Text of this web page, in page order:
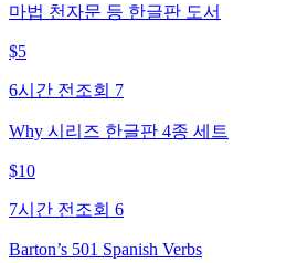
마법 천자문 등 한글판 도서
$5
6시간 전 조회 7
Why 시리즈 한글판 4종 세트
$10
7시간 전 조회 6
Barton’s 501 Spanish Verbs